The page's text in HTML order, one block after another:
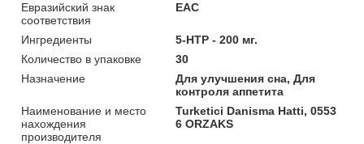
Евразийский знак
соответствия
ЕАС
Ингредиенты
5-HTP - 200 мг.
Количество в упаковке
30
Назначение
Для улучшения сна, Для
контроля аппетита
Наименование и место
нахождения
производителя
Turketici Danisma Hatti, 0553
6 ORZAKS